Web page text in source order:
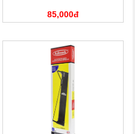
85,000đ